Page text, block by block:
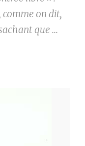
comme on dit,
que ...